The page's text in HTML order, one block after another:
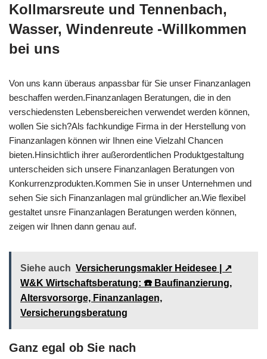
Kollmarsreute und Tennenbach,
Wasser, Windenreute -Willkommen
bei uns
Von uns kann überaus anpassbar für Sie unser Finanzanlagen
beschaffen werden.Finanzanlagen Beratungen, die in den
verschiedensten Lebensbereichen verwendet werden können,
wollen Sie sich?Als fachkundige Firma in der Herstellung von
Finanzanlagen können wir Ihnen eine Vielzahl Chancen
bieten.Hinsichtlich ihrer außerordentlichen Produktgestaltung
unterscheiden sich unsere Finanzanlagen Beratungen von
Konkurrenzprodukten.Kommen Sie in unser Unternehmen und
sehen Sie sich Finanzanlagen mal gründlicher an.Wie flexibel
gestaltet unsre Finanzanlagen Beratungen werden können,
zeigen wir Ihnen dann genau auf.
Siehe auch Versicherungsmakler Heidesee | ↗️
W&K Wirtschaftsberatung: ☎️ Baufinanzierung,
Altersvorsorge, Finanzanlagen,
Versicherungsberatung
Ganz egal ob Sie nach